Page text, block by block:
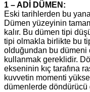
1 – ADİ DÜMEN:
Eski tarihlerden bu
Dümen yüzeyinin
kalır. Bu dümen tipi
tipi olmakla birlikte bu
olduğundan bu dümeni
kullanmak gereklidir.
ekseninin kıç tarafına
kuvvetin momenti
dümenlerde